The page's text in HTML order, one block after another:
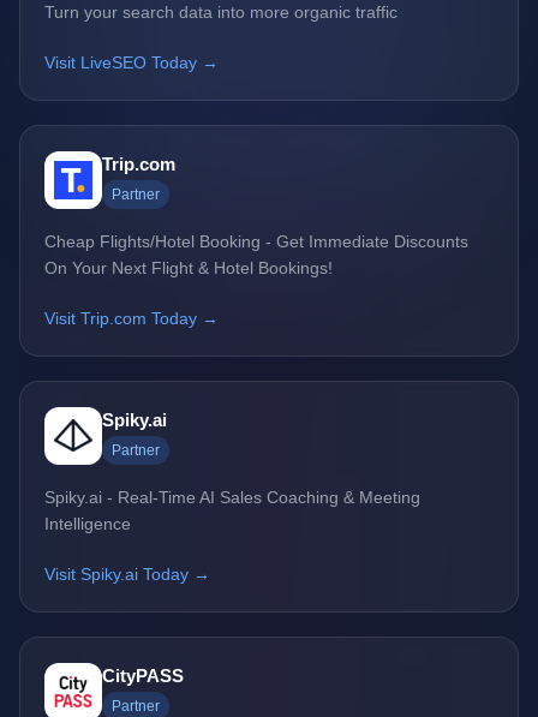
Turn your search data into more organic traffic
Visit LiveSEO Today →
Trip.com
Partner
Cheap Flights/Hotel Booking - Get Immediate Discounts
On Your Next Flight & Hotel Bookings!
Visit Trip.com Today →
Spiky.ai
Partner
Spiky.ai - Real-Time AI Sales Coaching & Meeting
Intelligence
Visit Spiky.ai Today →
CityPASS
Partner